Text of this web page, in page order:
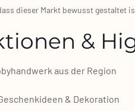
die­ser Markt bewusst gestal­tet
&
aus der Regi­on
& Deko­ra­ti­on